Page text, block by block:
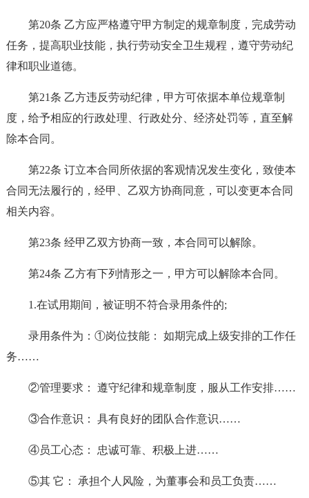
第20条 乙方应严格遵守甲方制定的规章制度，完成劳动
任务，提高职业技能，执行劳动安全卫生规程，遵守劳动纪
律和职业道德。
第21条 乙方违反劳动纪律，甲方可依据本单位规章制
度，给予相应的行政处理、行政处分、经济处罚等，直至解
除本合同。
第22条 订立本合同所依据的客观情况发生变化，致使本
合同无法履行的，经甲、乙双方协商同意，可以变更本合同
相关内容。
第23条 经甲乙双方协商一致，本合同可以解除。
第24条 乙方有下列情形之一，甲方可以解除本合同。
1.在试用期间，被证明不符合录用条件的;
录用条件为：①岗位技能： 如期完成上级安排的工作任
务……
②管理要求： 遵守纪律和规章制度，服从工作安排……
③合作意识： 具有良好的团队合作意识……
④员工心态： 忠诚可靠、积极上进……
⑤其 它： 承担个人风险，为董事会和员工负责……